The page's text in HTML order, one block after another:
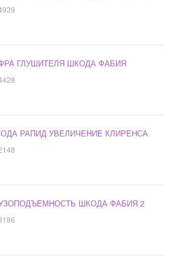
ГЛУШИТЕЛЯ ШКОДА ФАБИЯ
РАПИД УВЕЛИЧЕНИЕ КЛИРЕНСА
ШКОДА ФАБИЯ 2